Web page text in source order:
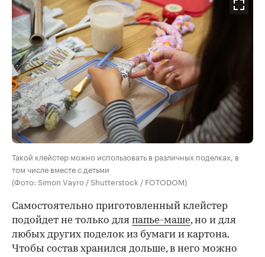
Такой клейстер можно использовать в различных поделках, в
том числе вместе с детьми
(Фото: Simon Vayro / Shutterstock / FOTODOM)
Самостоятельно приготовленный клейстер
подойдет не только для папье-маше, но и для
любых других поделок из бумаги и картона.
Чтобы состав хранился дольше, в него можно